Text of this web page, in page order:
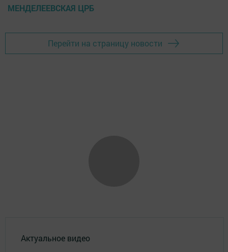
МЕНДЕЛЕЕВСКАЯ ЦРБ
Перейти на страницу новости
Актуальное видео